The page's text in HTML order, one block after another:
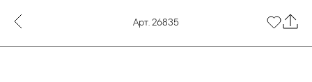
Арт. 26835